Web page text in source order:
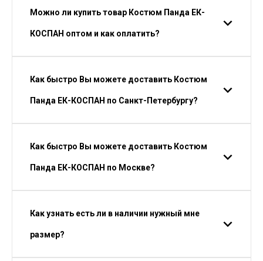
Можно ли купить товар Костюм Панда ЕК-
КОСПАН оптом и как оплатить?
Как быстро Вы можете доставить Костюм
Панда ЕК-КОСПАН по Санкт-Петербургу?
Как быстро Вы можете доставить Костюм
Панда ЕК-КОСПАН по Москве?
Как узнать есть ли в наличии нужный мне
размер?